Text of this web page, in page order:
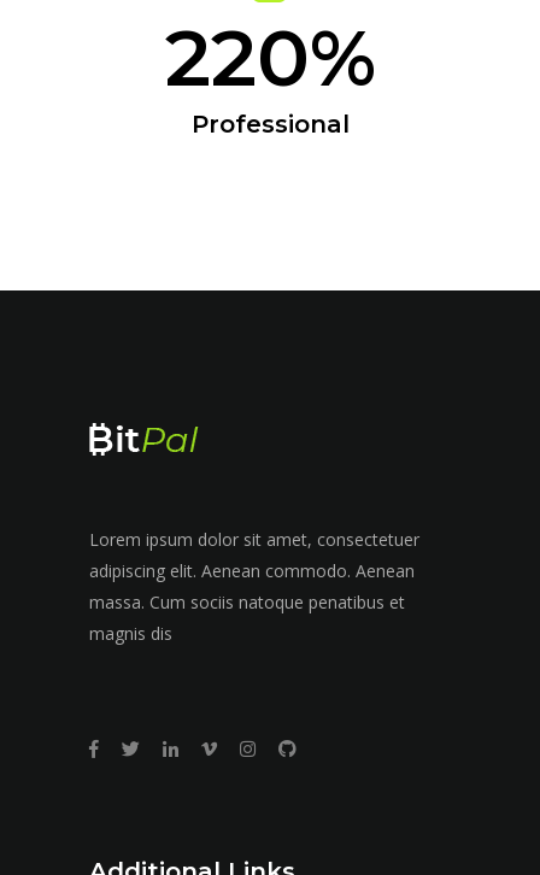
220%
Professional
Lorem ipsum dolor sit amet, consectetuer
adipiscing elit. Aenean commodo. Aenean
massa. Cum sociis natoque penatibus et
magnis dis